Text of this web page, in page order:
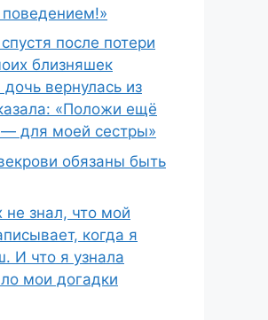
после потери
близняшек
вернулась из
«Положи ещё
для моей сестры»
обязаны быть
знал, что мой
когда я
И что я узнала
мои догадки